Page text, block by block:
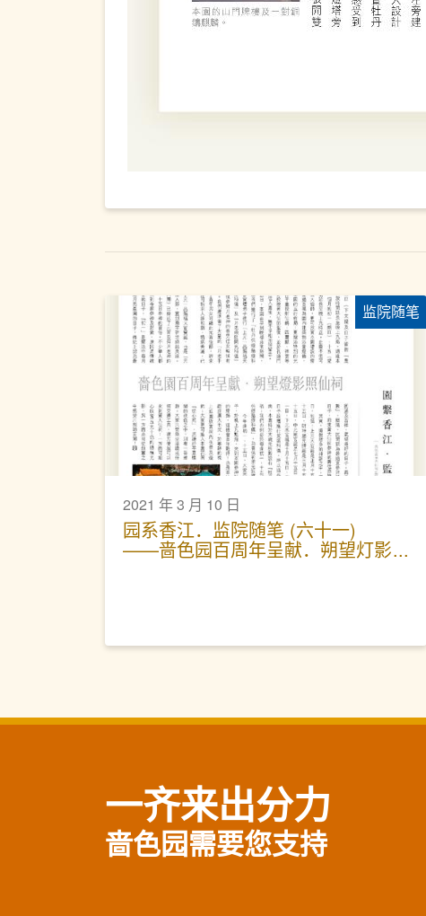
监院随笔
2021 年 3 月 10 日
园系香江．监院随笔 (六十一)
——啬色园百周年呈献．朔望灯影
一齐来出分力
啬色园需要您支持